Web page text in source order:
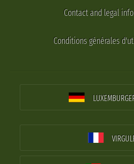
Contact and legal
Conditions générales